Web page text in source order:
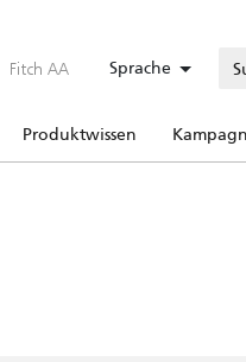
Fitch AA Sprache
Produktwissen